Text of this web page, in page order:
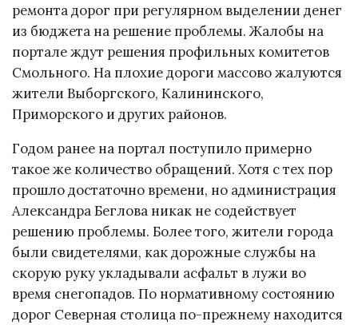
ремонта дорог при регулярном выделении денег
из бюджета на решение проблемы. Жалобы на
портале ждут решения профильных комитетов
Смольного. На плохие дороги массово жалуются
жители Выборгского, Калининского,
Приморского и других районов.
Годом ранее на портал поступило примерно
такое же количество обращений. Хотя с тех пор
прошло достаточно времени, но администрация
Александра Беглова никак не содействует
решению проблемы. Более того, жители города
были свидетелями, как дорожные службы на
скорую руку укладывали асфальт в лужи во
время снегопадов. По нормативному состоянию
дорог Северная столица по-прежнему находится